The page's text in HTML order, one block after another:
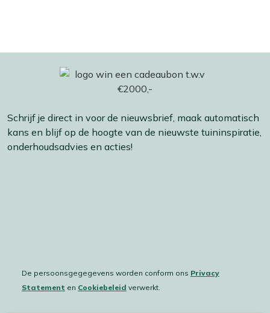
Schrijf je direct in voor de nieuwsbrief, maak automatisch
kans en blijf op de hoogte van de nieuwste tuininspiratie,
onderhoudsadvies en acties!
De persoonsgegegevens worden conform ons Privacy
Statement en Cookiebeleid verwerkt.